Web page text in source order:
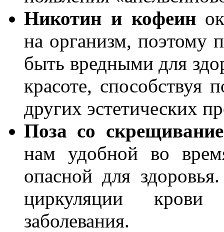
Никотин и кофеин
на организм, поэтому
быть вредными для
красоте, способствуя
других эстетических
Поза со
нам удобной во
опасной для
циркуляции
заболевания.